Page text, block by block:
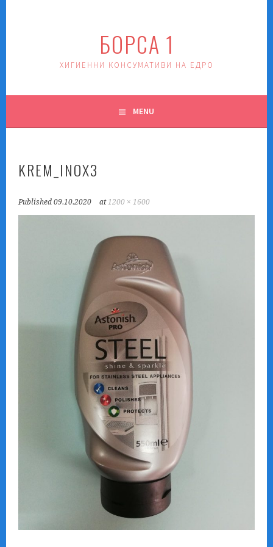
БОРСА 1
ХИГИЕННИ КОНСУМАТИВИ НА ЕДРО
MENU
KREM_INOX3
Published09.10.2020 at1200 × 1600